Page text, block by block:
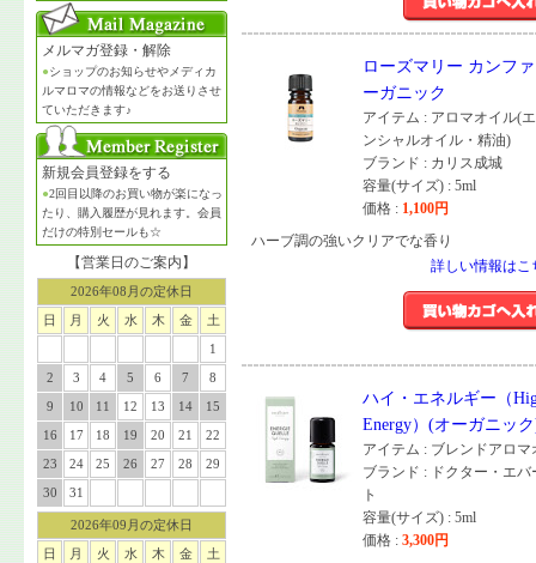
メルマガ登録・解除
●ショップのお知らせやメディカ
ルマロマの情報などをお送りさせ
ていただきます♪
新規会員登録をする
●2回目以降のお買い物が楽になっ
たり、購入履歴が見れます。会員
だけの特別セールも☆
【営業日のご案内】
2026年08月の定休日
日
月 火 水 木 金
土
1
2
3 4 5 6 7
8
9
10 11 12 13 14
15
16
17 18 19 20 21
22
23
24 25 26 27 28
29
30
31
2026年09月の定休日
日
月 火 水 木 金
土
ローズマリー カンフ
ーガニック
アイテム : アロマオイル(
ンシャルオイル・精油)
ブランド : カリス成城
容量(サイズ) : 5ml
価格 : 1,100円
ハーブ調の強いクリアでな香り
詳しい情報はこ
ハイ・エネルギー（
Energy）(オーガニッ
アイテム : ブレンドアロマ
ブランド : ドクター・エバ
ト
容量(サイズ) : 5ml
価格 : 3,300円